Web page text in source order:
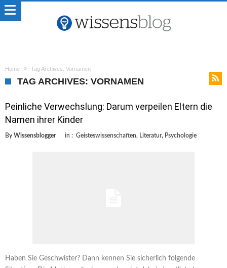
Home Tag Archives: Vornamen
TAG ARCHIVES: VORNAMEN
Peinliche Verwechslung: Darum verpeilen Eltern die
Namen ihrer Kinder
By Wissensblogger in : Geisteswissenschaften, Literatur, Psychologie
Haben Sie Geschwister? Dann kennen Sie sicherlich folgende